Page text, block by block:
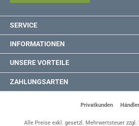
SERVICE
INFORMATIONEN
UNSERE VORTEILE
ZAHLUNGSARTEN
Privatkunden Händler
Alle Preise exkl. gesetzl. Mehrwertsteuer zzgl.